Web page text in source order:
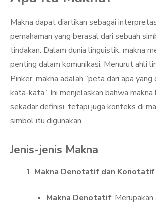
Makna dapat diartikan sebagai
pemahaman yang berasal dari sebuah
tindakan. Dalam dunia linguistik, makna
penting dalam komunikasi. Menurut ahli
Pinker, makna adalah “peta dari apa
kata-kata”. Ini menjelaskan bahwa makna
sekadar definisi, tetapi juga konteks di
simbol itu digunakan.
Jenis-jenis Makna
Makna Denotatif dan Konotatif
Makna Denotatif: